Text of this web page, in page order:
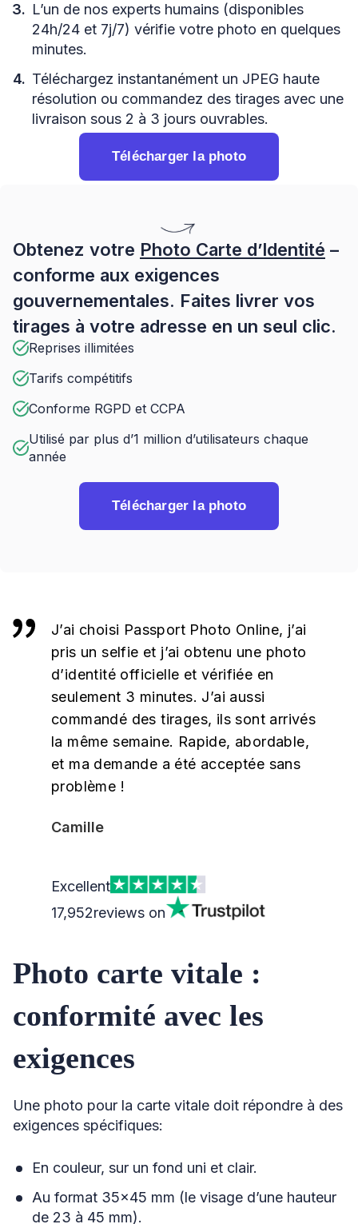
L’un de nos experts humains (disponibles
24h/24 et 7j/7) vérifie votre photo en quelques
minutes.
Téléchargez instantanément un JPEG haute
résolution ou commandez des tirages avec une
livraison sous 2 à 3 jours ouvrables.
Télécharger la photo
Obtenez votre Photo Carte d’Identité –
conforme aux exigences
gouvernementales. Faites livrer vos
tirages à votre adresse en un seul clic.
Reprises illimitées
Tarifs compétitifs
Conforme RGPD et CCPA
Utilisé par plus d’1 million d’utilisateurs chaque
année
Télécharger la photo
J’ai choisi Passport Photo Online, j’ai
pris un selfie et j’ai obtenu une photo
d’identité officielle et vérifiée en
seulement 3 minutes. J’ai aussi
commandé des tirages, ils sont arrivés
la même semaine. Rapide, abordable,
et ma demande a été acceptée sans
problème !
Camille
Excellent
17,952reviews on
Photo carte vitale :
conformité avec les
exigences
Une photo pour la carte vitale doit répondre à des
exigences spécifiques:
En couleur, sur un fond uni et clair.
Au format 35×45 mm (le visage d’une hauteur
de 23 à 45 mm).